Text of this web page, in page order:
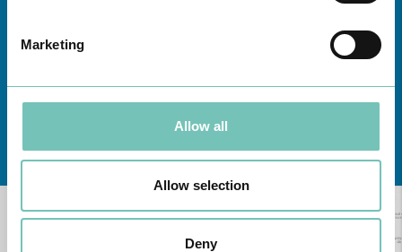
Marketing
Allow all
Allow selection
Deny